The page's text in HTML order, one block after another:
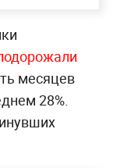
месяцев
28%.